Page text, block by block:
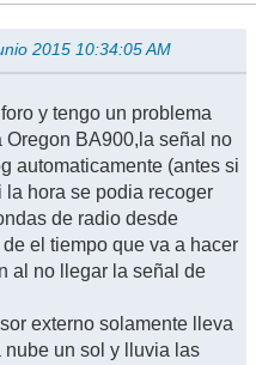
2015 10:34:05 AM
y tengo un problema
BA900,la señal no
automaticamente (antes si
la hora se podia recoger
de radio desde
el tiempo que va a hacer
al no llegar la señal de
externo solamente lleva
nube un sol y lluvia las